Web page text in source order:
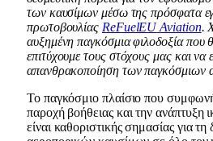
των καυσίμων μέσω της πρόσφατα
πρωτοβουλίας ReFuelEU Aviation.
αυξημένη παγκόσμια φιλοδοξία που
επιτύχουμε τους στόχους μας και να
απανθρακοποίηση των παγκόσμιων
Το παγκόσμιο πλαίσιο που
παροχή βοήθειας και την ανάπτυξη
είναι καθοριστικής σημασίας για